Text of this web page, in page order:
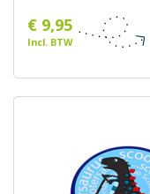
€ 9,95
Incl. BTW